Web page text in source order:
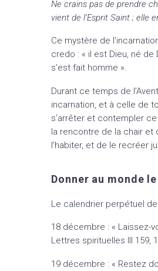
Ne crains pas de prendre
vient de l’Esprit Saint ; elle
Ce mystère de
credo : « il est Dieu, né de
s’est fait homme ».
Durant ce temps de
incarnation, et à celle de
s’arrêter et contempler
la rencontre de la chair et
l’habiter, et de le recréer
Donner au monde
Le calendrier perpétuel
18 décembre : « Laissez-
Lettres spirituelles III 159,
19 décembre : « Restez